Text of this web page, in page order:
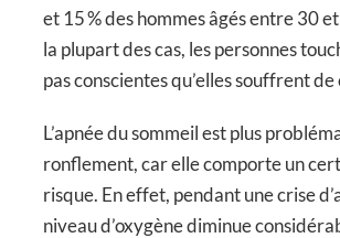
et 15 % des hommes âgés entre 30
la plupart des cas, les personnes
pas conscientes qu’elles souffrent
L’apnée du sommeil est plus
ronflement, car elle comporte un
risque. En effet, pendant une crise
niveau d’oxygène diminue